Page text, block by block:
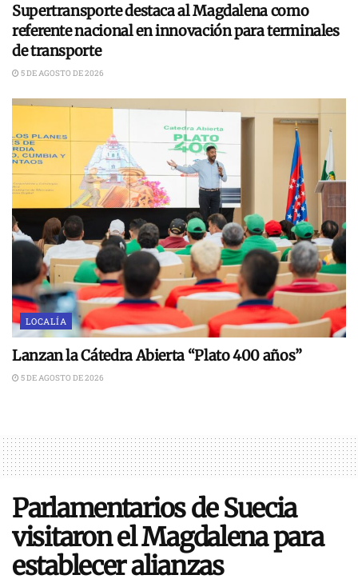
Supertransporte destaca al Magdalena como
referente nacional en innovación para terminales
de transporte
5 DE AGOSTO DE 2026
LOCALÍA
Lanzan la Cátedra Abierta “Plato 400 años”
5 DE AGOSTO DE 2026
Parlamentarios de Suecia
visitaron el Magdalena para
establecer alianzas